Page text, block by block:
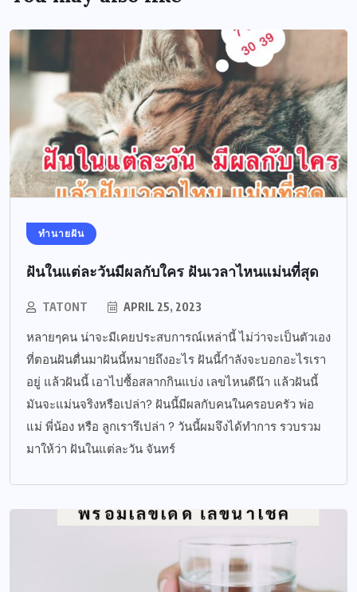
ทำนายฝัน
ฝันในแต่ละวันมีผลกับใคร ฝันเวลาไหนแม่นที่สุด
TATONT APRIL 25, 2023
หลายๆคน น่าจะมีเคยประสบการณ์เหล่านี้ ไม่ว่าจะเป็นตัวเอง
ที่ตอนฝันตื่นมาฝันนี้หมายถึงอะไร ฝันนี้กำลังจะบอกอะไรเรา
อยู่ แล้วฝันนี้ เอาไปซื้อสลากกินแบ่ง เลขไหนดีน๊า แล้วฝันนี้
มันจะแม่นจริงหรือเปล่า? ฝันนี้มีผลกับคนในครอบครัว พ่อ
แม่ พี่น้อง หรือ ลูกเรารึเปล่า ? วันนี้ผมจึงได้ทำการ รวบรวม
มาให้ว่า ฝันในแต่ละวัน จันทร์